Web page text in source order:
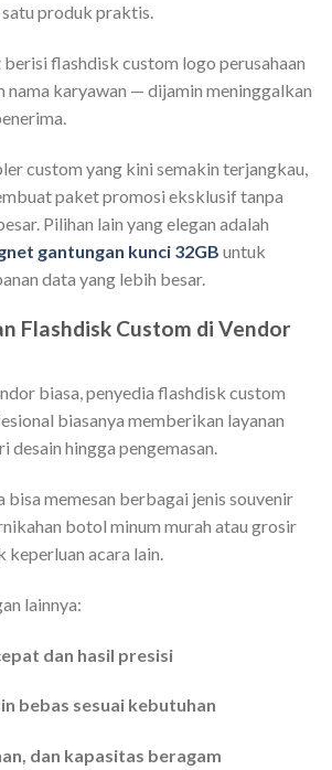
produk praktis.
berisi flashdisk custom logo perusahaan
nama karyawan — dijamin meninggalkan
custom yang kini semakin terjangkau,
paket promosi eksklusif tanpa
Pilihan lain yang elegan adalah
gantungan kunci 32GB untuk
data yang lebih besar.
Flashdisk Custom di Vendor
biasa, penyedia flashdisk custom
biasanya memberikan layanan
desain hingga pengemasan.
bisa memesan berbagai jenis souvenir
botol minum murah atau grosir
acara lain.
lainnya:
dan hasil presisi
bebas sesuai kebutuhan
dan kapasitas beragam